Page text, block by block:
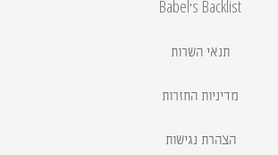
Babel's Backlist
תנאי השרות
מדיניות החזרות
הצהרת נגישות